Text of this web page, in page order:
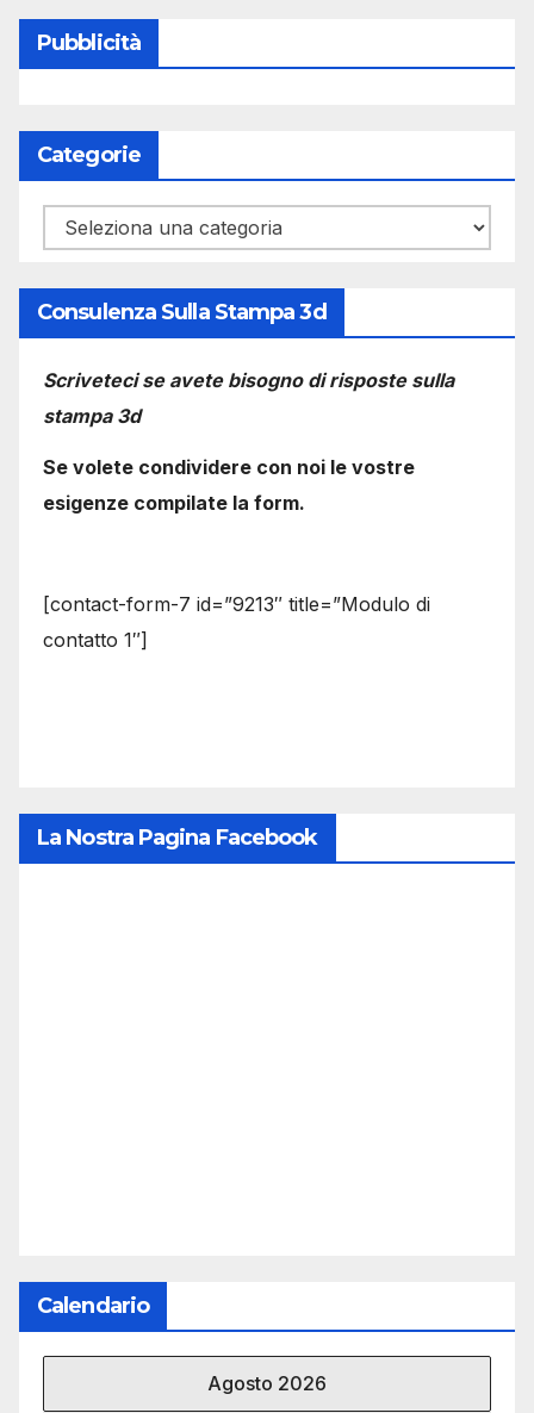
Pubblicità
Categorie
Categorie
Consulenza Sulla Stampa 3d
Scriveteci se avete bisogno di risposte sulla
stampa 3d
Se volete condividere con noi le vostre
esigenze compilate la form.
[contact-form-7 id=”9213″ title=”Modulo di
contatto 1″]
La Nostra Pagina Facebook
Calendario
Agosto 2026